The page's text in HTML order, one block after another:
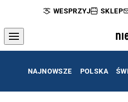
WESPRZYJ SKLEP
NAJNOWSZE POLSKA